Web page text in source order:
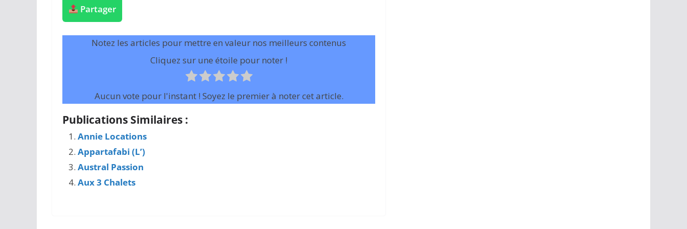
Partager
Notez les articles pour mettre en valeur nos meilleurs contenus
Cliquez sur une étoile pour noter !
Aucun vote pour l'instant ! Soyez le premier à noter cet article.
Publications Similaires :
Annie Locations
Appartafabi (L’)
Austral Passion
Aux 3 Chalets